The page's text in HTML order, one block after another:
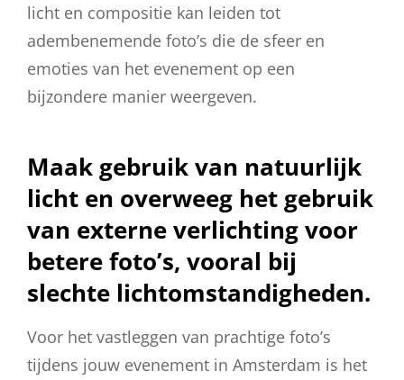
licht en compositie kan leiden tot
adembenemende foto’s die de sfeer en
emoties van het evenement op een
bijzondere manier weergeven.
Maak gebruik van natuurlijk
licht en overweeg het gebruik
van externe verlichting voor
betere foto’s, vooral bij
slechte lichtomstandigheden.
Voor het vastleggen van prachtige foto’s
tijdens jouw evenement in Amsterdam is het